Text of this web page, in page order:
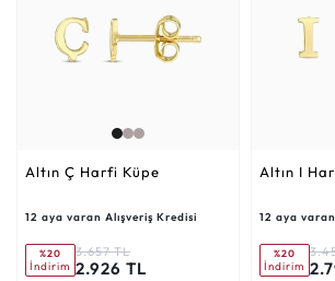
Altın Ç Harfi Küpe
12 aya varan Alışveriş Kredisi
%20
İndirim
3.657 TL
2.926 TL
Altın I
12 aya
%20
İndirim